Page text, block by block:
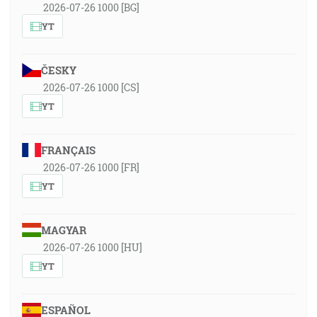
41:52
A Peter uprel na neho zrak i s Jánom a povedal: Pozri
dostane niečo od nich. Ale Peter povedal: Striebra a
zlata nemám, ale čo mám, to ti dám; v mene Ježiša
Krista, toho Nazarejského, vstaň a choď! [Sk 3:4-6]
Strážca, koľko je ešte noci? Strážca, koľko je ešte
noci? [Iz 21:11]
45:36
45:49
Znova a znova poslal svoje slovo a uzdravoval ich a
vyslobodzoval z ich mnohej záhuby. [Ž 107:20]
2026-07-26 1000 [BG]
YT
ČESKY
2026-07-26 1000 [CS]
YT
FRANÇAIS
2026-07-26 1000 [FR]
YT
MAGYAR
2026-07-26 1000 [HU]
YT
ESPAÑOL